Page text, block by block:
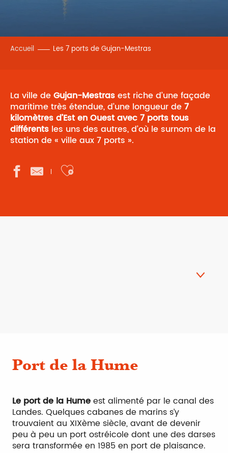
Accueil Les 7 ports de Gujan-Mestras
La ville deGujan-Mestrasest riche d’une façade
maritime très étendue, d’une longueur de7
kilomètres d’Est en Ouest avec 7 ports tous
différents les uns des autres, d’où le surnom de la
station de « ville aux 7 ports ».
Ajouter aux favoris
Port de Gujan
Port de Larros
Port du Canal
Port de la Barbotière
Port de la Hume
Le port de la Humeest alimenté par le canal des
Landes. Quelques cabanes de marins s’y
trouvaient au XIXème siècle, avant de devenir
peu à peu un port ostréicole dont une des darses
sera transformée en 1985 en port de plaisance.